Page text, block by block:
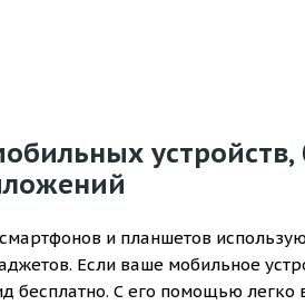
и планшетов
Если ваше мобильное
бесплатно. С его помощью легко